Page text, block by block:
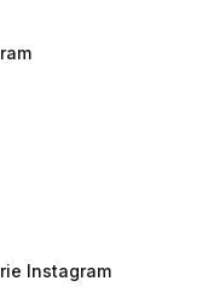
Instagram